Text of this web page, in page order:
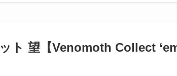
ト 望【Venomoth Collect